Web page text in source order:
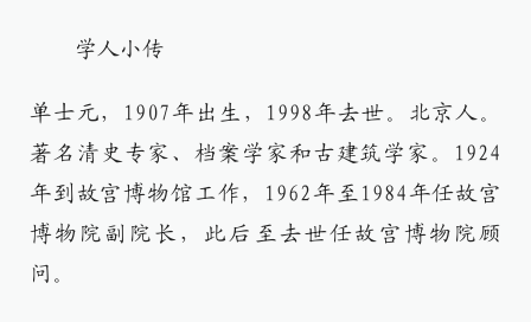
学人小传
单士元，1907年出生，1998年去世。北京人。
著名清史专家、档案学家和古建筑学家。1924
年到故宫博物馆工作，1962年至1984年任故宫
博物院副院长，此后至去世任故宫博物院顾
问。